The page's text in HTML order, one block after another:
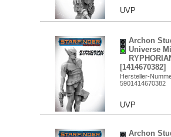
UVP
Archon
Universe
[1414670382]
Hersteller-
5901414670382
UVP
Archon